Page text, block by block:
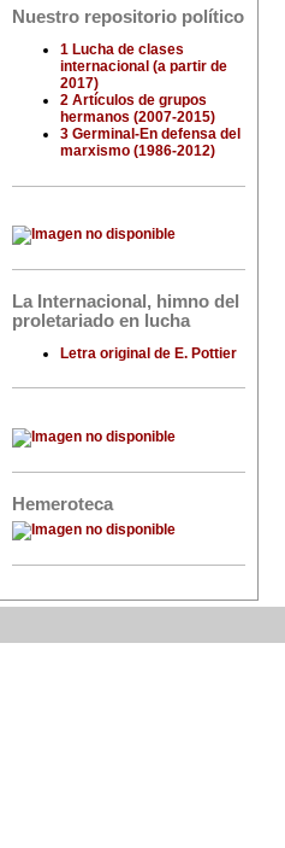
Nuestro repositorio político
1 Lucha de clases
internacional (a partir de
2017)
2 Artículos de grupos
hermanos (2007-2015)
3 Germinal-En defensa del
marxismo (1986-2012)
La Internacional, himno del
proletariado en lucha
Letra original de E. Pottier
Hemeroteca